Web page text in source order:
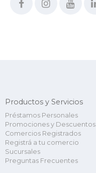
Productos y Servicios
Préstamos Personales
Promociones y Descuentos
Comercios Registrados
Registrá a tu comercio
Sucursales
Preguntas Frecuentes